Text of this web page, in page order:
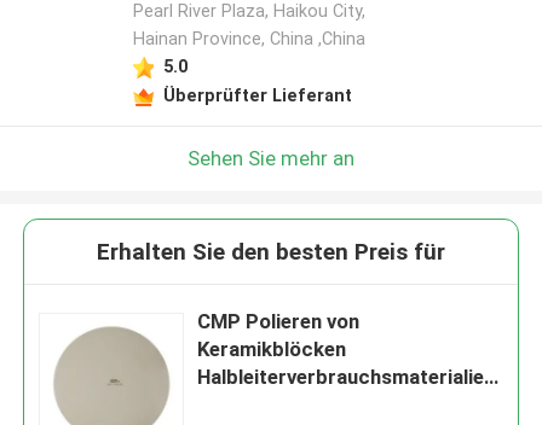
Pearl River Plaza, Haikou City,
Hainan Province, China ,China
5.0
Überprüfter Lieferant
Sehen Sie mehr an
Erhalten Sie den besten Preis für
CMP Polieren von
Keramikblöcken
Halbleiterverbrauchsmaterialien